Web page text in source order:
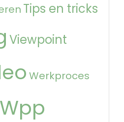
Tips en tricks
Viewpoint
Werkproces
Wpp